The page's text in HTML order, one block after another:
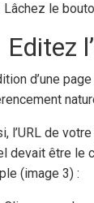
Lâchez le
Editez
d’une
l’URL de
devait être le
(image 3) :